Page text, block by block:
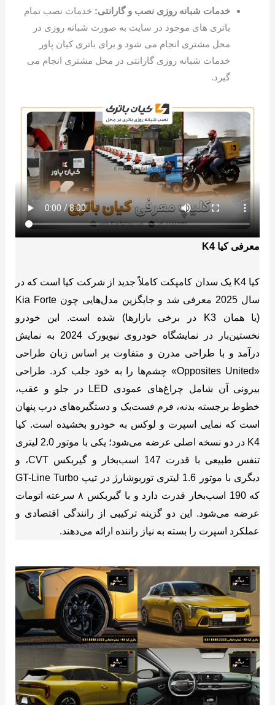
خدمات شبانه روزی نصب و گارانتی: خدمات نصب تمام
باتری های موجود در سایت به صورت شبانه روزی در
محل مشتری انجام می شود و برای باتری کیان پاور
خدمات شبانه روزی گارانتی در محل مشتری انجام می
گیرد.
معرفی کیا K4
کیا K4 یک سدان کامپکت کاملاً جدید از شرکت کیا است که در
سال 2025 معرفی شد و جایگزین مدل‌هایی چون Kia Forte
(یا همان K3 در برخی بازارها) شده است. این خودرو
نخستین‌بار در نمایشگاه خودروی نیویورک 2024 به نمایش
درآمد و با طراحی مدرن و متفاوت بر اساس زبان طراحی
«Opposites United» چشم‌ها را به خود جلب کرد. طراحی
بیرونی آن شامل چراغ‌های عمودی LED در جلو و عقب،
خطوط برجسته بدنه، فرم فست‌بک و دستگیره‌های درب پنهان
است که نمایی اسپرت و لوکس به خودرو بخشیده است. کیا
K4 در دو نسخه اصلی عرضه می‌شود؛ یکی با موتور 2.0 لیتری
تنفس طبیعی با قدرت 147 اسب‌بخار و گیربکس CVT، و
دیگری با موتور 1.6 لیتری توربوشارژ در تیپ GT-Line Turbo
که 190 اسب‌بخار قدرت دارد و با گیربکس ۸ سرعته اتومات
عرضه می‌شود. این دو گزینه ترکیبی از رانندگی اقتصادی و
عملکرد اسپرت را بسته به نیاز راننده ارائه می‌دهند.